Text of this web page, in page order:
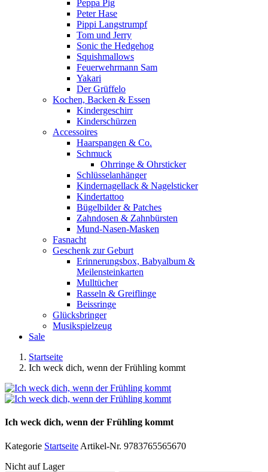
Peppa Pig
Peter Hase
Pippi Langstrumpf
Tom und Jerry
Sonic the Hedgehog
Squishmallows
Feuerwehrmann Sam
Yakari
Der Grüffelo
Kochen, Backen & Essen
Kindergeschirr
Kinderschürzen
Accessoires
Haarspangen & Co.
Schmuck
Ohrringe & Ohrsticker
Schlüsselanhänger
Kindernagellack & Nagelsticker
Kindertattoo
Bügelbilder & Patches
Zahndosen & Zahnbürsten
Mund-Nasen-Masken
Fasnacht
Geschenk zur Geburt
Erinnerungsbox, Babyalbum &
Meilensteinkarten
Mulltücher
Rasseln & Greiflinge
Beissringe
Glücksbringer
Musikspielzeug
Sale
Startseite
Ich weck dich, wenn der Frühling kommt
Ich weck dich, wenn der Frühling kommt
Kategorie Startseite Artikel-Nr. 9783765565670
Nicht auf Lager